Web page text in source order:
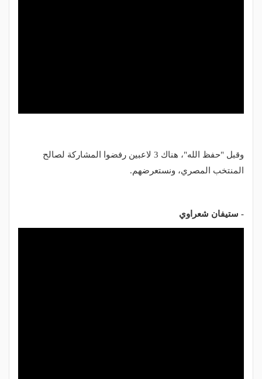
وقبل "حفظ الله"، هناك 3 لاعبين رفضوا المشاركة لصالح
المنتخب المصري، ونستعرضهم.
- ستيفان شعراوي